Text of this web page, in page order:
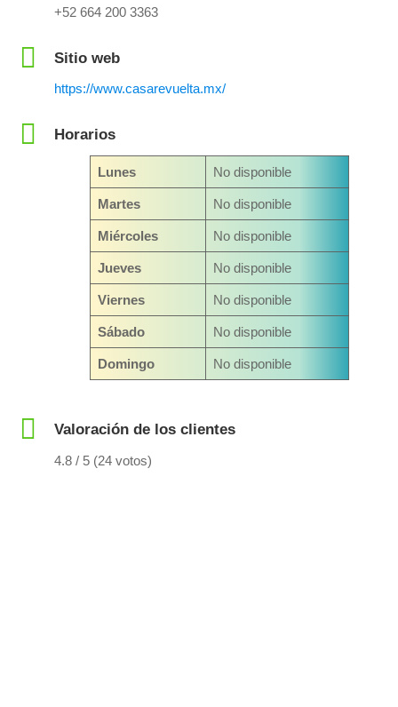
+52 664 200 3363
Sitio web
https://www.casarevuelta.mx/
Horarios
Lunes No disponible
Martes No disponible
Miércoles No disponible
Jueves No disponible
Viernes No disponible
Sábado No disponible
Domingo No disponible
Valoración de los clientes
4.8 / 5 (24 votos)